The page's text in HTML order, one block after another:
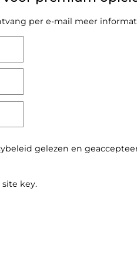
per e-mail meer
gelezen en
site key.